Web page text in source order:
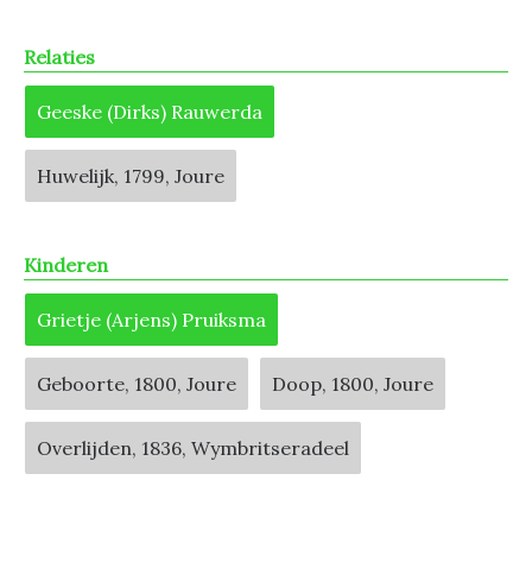
Relaties
Geeske (Dirks) Rauwerda
Huwelijk, 1799, Joure
Kinderen
Grietje (Arjens) Pruiksma
Geboorte, 1800, Joure Doop, 1800, Joure
Overlijden, 1836, Wymbritseradeel